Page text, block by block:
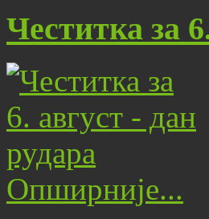
Честитка за
Опширније...